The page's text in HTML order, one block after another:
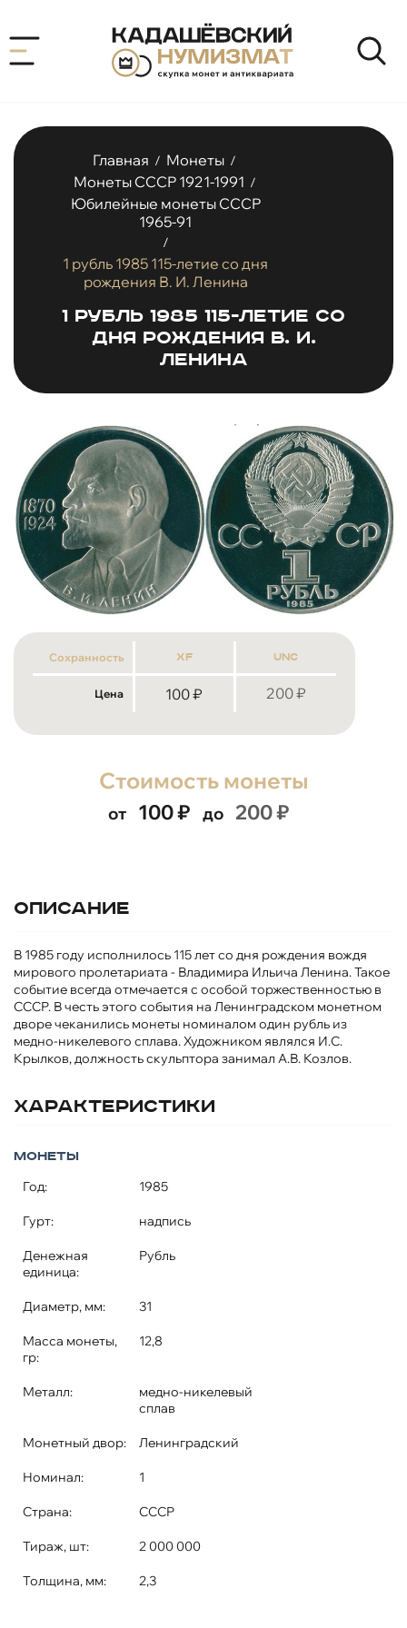
Главная / Монеты /
Монеты СССР 1921-1991 /
Юбилейные монеты СССР
1965-91
/
1 рубль 1985 115-летие со дня
рождения В. И. Ленина
1 рубль 1985 115-летие со
дня рождения В. И.
Ленина
Сохранность xf unc
Цена 100₽ 200₽
Стоимость монеты
от 100₽ до 200₽
Описание
В 1985 году исполнилось 115 лет со дня рождения вождя
мирового пролетариата - Владимира Ильича Ленина. Такое
событие всегда отмечается с особой торжественностью в
СССР. В честь этого события на Ленинградском монетном
дворе чеканились монеты номиналом один рубль из
медно-никелевого сплава. Художником являлся И.С.
Крылков, должность скульптора занимал А.В. Козлов.
Характеристики
Монеты
Год: 1985
Гурт: надпись
Денежная
единица:
Рубль
Диаметр, мм: 31
Масса монеты,
гр:
12,8
Металл:
медно-никелевый
сплав
Монетный двор: Ленинградский
Номинал: 1
Страна: СССР
Тираж, шт: 2 000 000
Толщина, мм: 2,3